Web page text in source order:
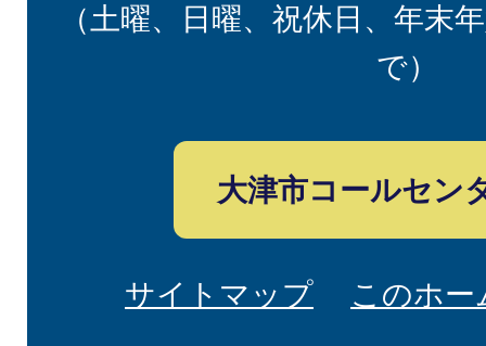
（土曜、日曜、祝休日、年末
で）
大津市コールセン
サイトマップ このホ